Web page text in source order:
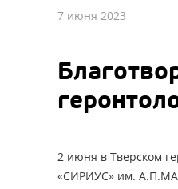
7 июня 2023
2 июня в Тверском
«СИРИУС» им.